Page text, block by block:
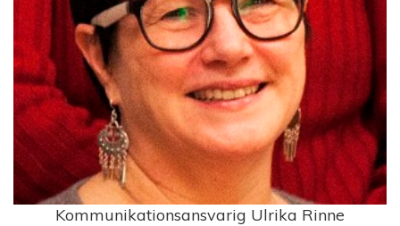
Kommunikationsansvarig Ulrika Rinne